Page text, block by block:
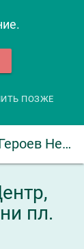
ПОЗЖЕ
Гостинка, Харьков, Центр, Героев Небесной Сотни пл. (Руднева пл.)
пл.